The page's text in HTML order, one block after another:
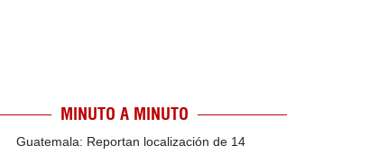
MINUTO A MINUTO
Guatemala: Reportan localización de 14